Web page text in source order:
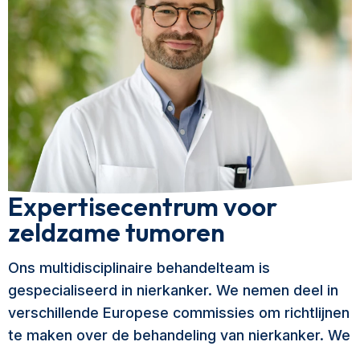
Expertisecentrum voor
zeldzame tumoren
Ons multidisciplinaire behandelteam is
gespecialiseerd in nierkanker. We nemen deel in
verschillende Europese commissies om richtlijnen
te maken over de behandeling van nierkanker. We